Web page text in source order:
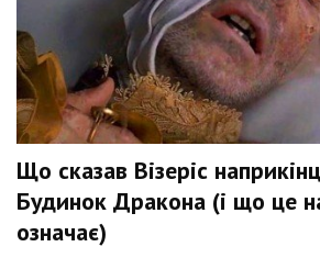
Що сказав Візеріс
Будинок Дракона (і що це
означає)